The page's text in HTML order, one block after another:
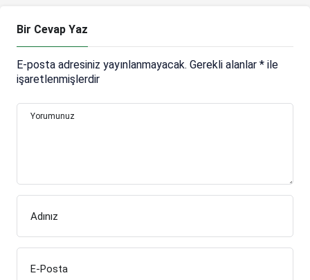
Bir Cevap Yaz
E-posta adresiniz yayınlanmayacak. Gerekli alanlar * ile
işaretlenmişlerdir
Yorumunuz
Adınız
E-Posta